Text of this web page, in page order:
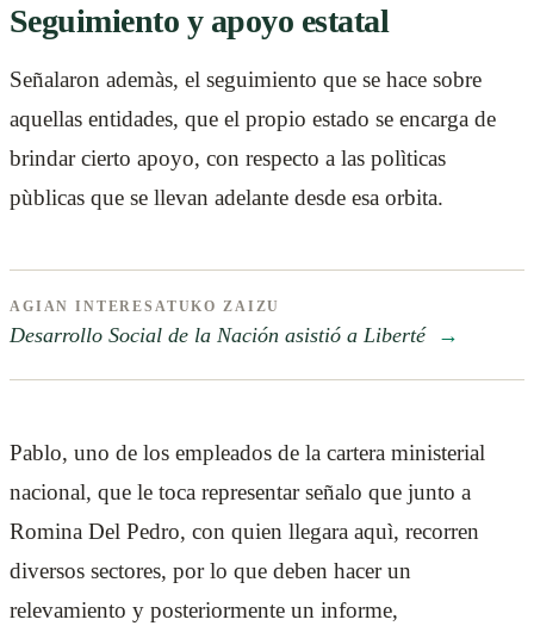
Seguimiento y apoyo estatal
Señalaron ademàs, el seguimiento que se hace sobre
aquellas entidades, que el propio estado se encarga de
brindar cierto apoyo, con respecto a las polìticas
pùblicas que se llevan adelante desde esa orbita.
AGIAN INTERESATUKO ZAIZU
Desarrollo Social de la Nación asistió a Liberté →
Pablo, uno de los empleados de la cartera ministerial
nacional, que le toca representar señalo que junto a
Romina Del Pedro, con quien llegara aquì, recorren
diversos sectores, por lo que deben hacer un
relevamiento y posteriormente un informe,